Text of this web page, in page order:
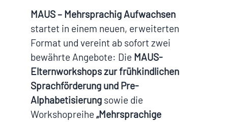
MAUS – Mehrsprachig Aufwachsen
startet in einem neuen, erweiterten
Format und vereint ab sofort zwei
bewährte Angebote: Die MAUS-
Elternworkshops zur frühkindlichen
Sprachförderung und Pre-
Alphabetisierung sowie die
Workshopreihe „Mehrsprachige